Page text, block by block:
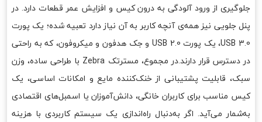
جلوگیری از ورود آلودگی به درون کیس و افزایش عمر قطعات دارد. در
پنل جلویی نیز همه‌ی آنچه کاربر به آن نیاز دارد تعبیه شده؛ یک پورت
USB 3.0، یک پورت USB 2.0 و جک هدفون و میکروفون، که به راحتی
در دسترس قرار دارند.در مجموع، مسترتک Zebra با طراحی ساده، وزن
سبک، قابلیت پشتیبانی از خنک‌کننده مایع و امکانات اساسی، یک
کیس مناسب برای کاربران خانگی، دانش‌آموزان یا اسمبل‌های اقتصادی
به‌شمار می‌آید. اگر به‌دنبال راه‌اندازی یک سیستم کاربردی با هزینه